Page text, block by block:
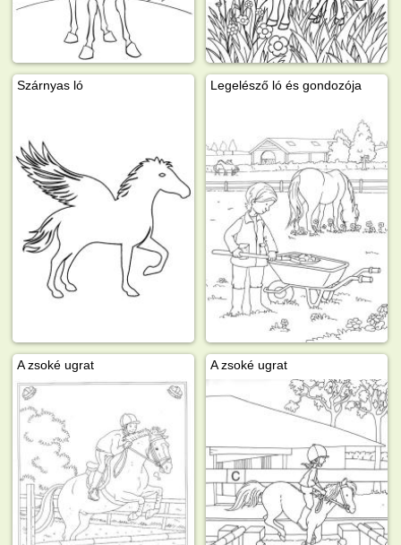
Szárnyas ló Legelésző ló és gondozója
A zsoké ugrat A zsoké ugrat